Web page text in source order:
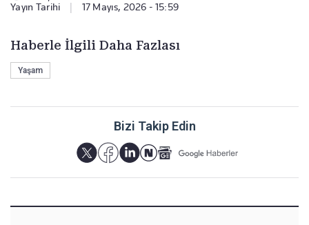
Yayın Tarihi | 17 Mayıs, 2026 - 15:59
Haberle İlgili Daha Fazlası
Yaşam
Bizi Takip Edin